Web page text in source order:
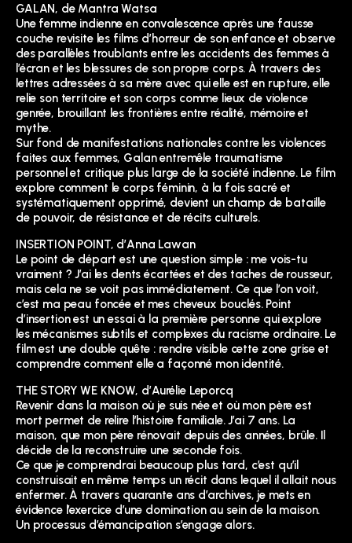
GALAN, de Mantra Watsa
Une femme indienne en convalescence après une fausse
couche revisite les films d’horreur de son enfance et observe
des parallèles troublants entre les accidents des femmes à
l’écran et les blessures de son propre corps. À travers des
lettres adressées à sa mère avec qui elle est en rupture, elle
relie son territoire et son corps comme lieux de violence
genrée, brouillant les frontières entre réalité, mémoire et
mythe.
Sur fond de manifestations nationales contre les violences
faites aux femmes, Galan entremêle traumatisme
personnel et critique plus large de la société indienne. Le film
explore comment le corps féminin, à la fois sacré et
systématiquement opprimé, devient un champ de bataille
de pouvoir, de résistance et de récits culturels.
INSERTION POINT, d’Anna Lawan
Le point de départ est une question simple : me vois-tu
vraiment ? J’ai les dents écartées et des taches de rousseur,
mais cela ne se voit pas immédiatement. Ce que l’on voit,
c’est ma peau foncée et mes cheveux bouclés. Point
d’insertion est un essai à la première personne qui explore
les mécanismes subtils et complexes du racisme ordinaire. Le
film est une double quête : rendre visible cette zone grise et
comprendre comment elle a façonné mon identité.
THE STORY WE KNOW, d’Aurélie Leporcq
Revenir dans la maison où je suis née et où mon père est
mort permet de relire l’histoire familiale. J’ai 7 ans. La
maison, que mon père rénovait depuis des années, brûle. Il
décide de la reconstruire une seconde fois.
Ce que je comprendrai beaucoup plus tard, c’est qu’il
construisait en même temps un récit dans lequel il allait nous
enfermer. À travers quarante ans d’archives, je mets en
évidence l’exercice d’une domination au sein de la maison.
Un processus d’émancipation s’engage alors.